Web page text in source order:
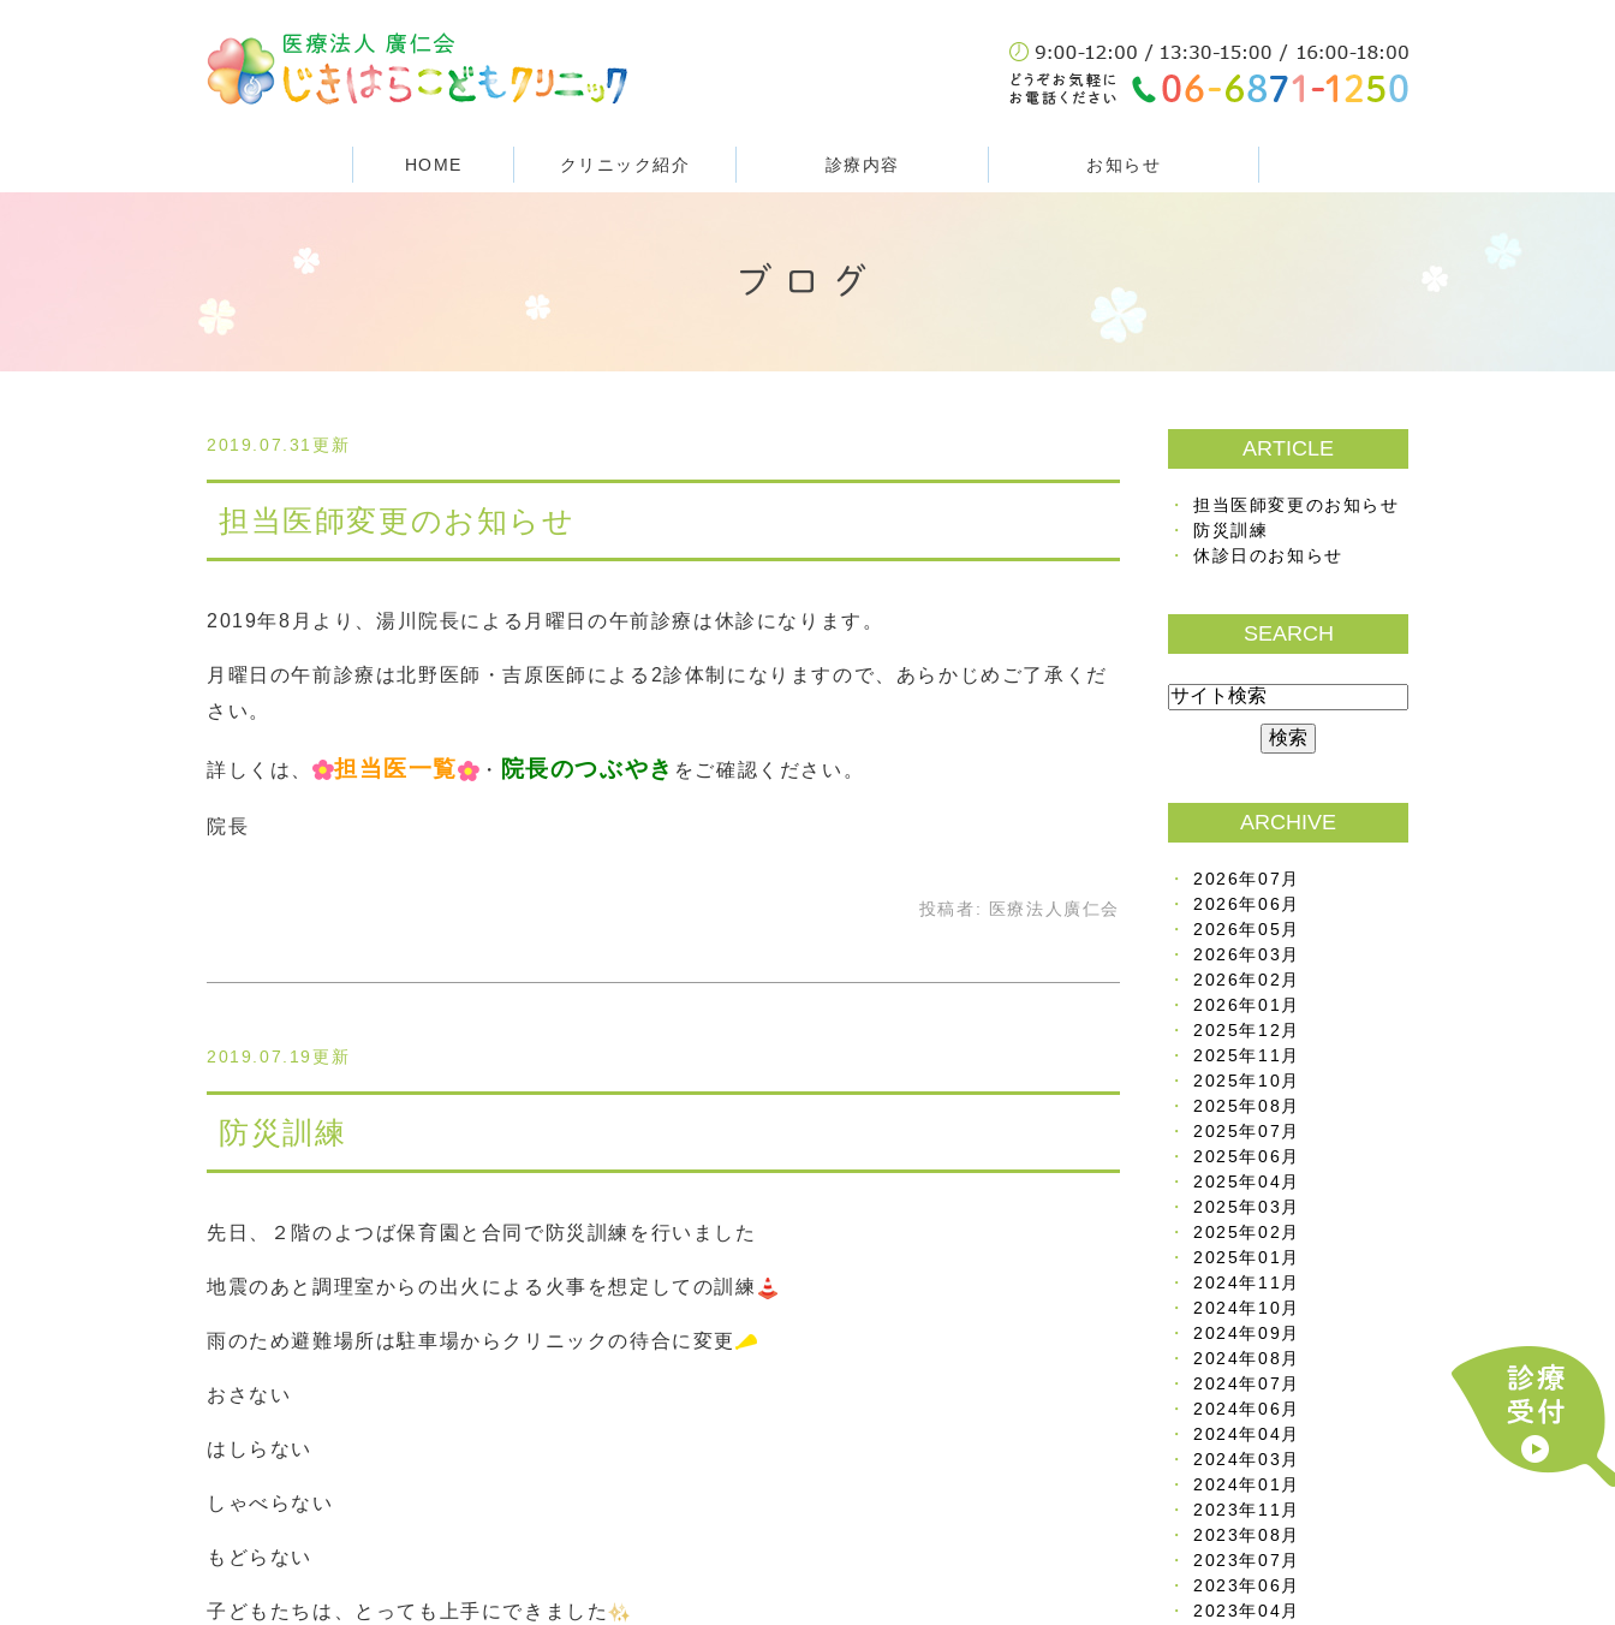
HOME クリニック紹介 診療内容 お知らせ
ブログ
2019.07.31更新
担当医師変更のお知らせ
2019年8月より、湯川院長による月曜日の午前診療は休診になります。
月曜日の午前診療は北野医師・吉原医師による2診体制になりますので、あらかじめご了承くだ
さい。
詳しくは、 担当医一覧 ・ 院長のつぶやき をご確認ください。
院長
投稿者: 医療法人廣仁会
2019.07.19更新
防災訓練
先日、２階のよつば保育園と合同で防災訓練を行いました
地震のあと調理室からの出火による火事を想定しての訓練
雨のため避難場所は駐車場からクリニックの待合に変更
おさない
はしらない
しゃべらない
もどらない
子どもたちは、とっても上手にできました
ARTICLE
担当医師変更のお知らせ
防災訓練
休診日のお知らせ
SEARCH
ARCHIVE
2026年07月
2026年06月
2026年05月
2026年03月
2026年02月
2026年01月
2025年12月
2025年11月
2025年10月
2025年08月
2025年07月
2025年06月
2025年04月
2025年03月
2025年02月
2025年01月
2024年11月
2024年10月
2024年09月
2024年08月
2024年07月
2024年06月
2024年04月
2024年03月
2024年01月
2023年11月
2023年08月
2023年07月
2023年06月
2023年04月